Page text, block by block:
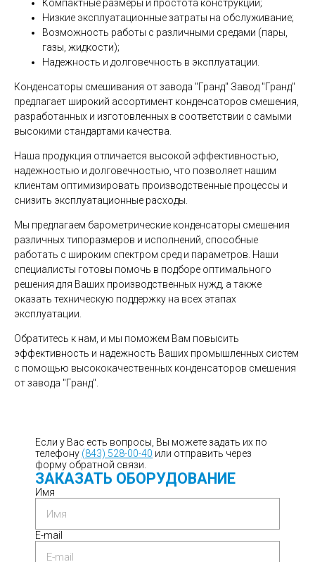
Компактные размеры и простота конструкции;
Низкие эксплуатационные затраты на обслуживание;
Возможность работы с различными средами (пары,
газы, жидкости);
Надежность и долговечность в эксплуатации.
Конденсаторы смешивания от завода "Гранд" Завод "Гранд"
предлагает широкий ассортимент конденсаторов смешения,
разработанных и изготовленных в соответствии с самыми
высокими стандартами качества.
Наша продукция отличается высокой эффективностью,
надежностью и долговечностью, что позволяет нашим
клиентам оптимизировать производственные процессы и
снизить эксплуатационные расходы.
Мы предлагаем барометрические конденсаторы смешения
различных типоразмеров и исполнений, способные
работать с широким спектром сред и параметров. Наши
специалисты готовы помочь в подборе оптимального
решения для Ваших производственных нужд, а также
оказать техническую поддержку на всех этапах
эксплуатации.
Обратитесь к нам, и мы поможем Вам повысить
эффективность и надежность Ваших промышленных систем
с помощью высококачественных конденсаторов смешения
от завода "Гранд".
Если у Вас есть вопросы, Вы можете задать их по
телефону (843) 528-00-40 или отправить через
форму обратной связи.
ЗАКАЗАТЬ ОБОРУДОВАНИЕ
Имя
E-mail